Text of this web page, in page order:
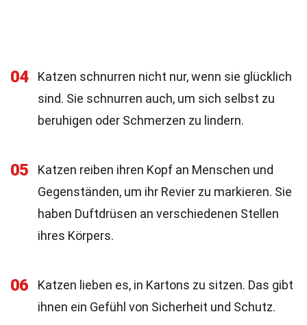
04
Katzen schnurren nicht nur, wenn sie glücklich
sind. Sie schnurren auch, um sich selbst zu
beruhigen oder Schmerzen zu lindern.
05
Katzen reiben ihren Kopf an Menschen und
Gegenständen, um ihr Revier zu markieren. Sie
haben Duftdrüsen an verschiedenen Stellen
ihres Körpers.
06
Katzen lieben es, in Kartons zu sitzen. Das gibt
ihnen ein Gefühl von Sicherheit und Schutz.